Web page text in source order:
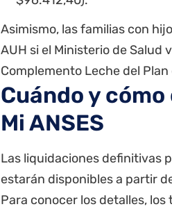
Asimismo, las familias con
AUH si el Ministerio de Salud
Complemento Leche del Plan
Cuándo y
Mi ANSES
Las liquidaciones definitivas
estarán disponibles a partir
Para conocer los detalles,